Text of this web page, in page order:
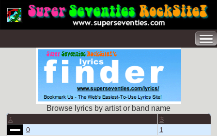
Browse lyrics by artist or band name
A B
0
1